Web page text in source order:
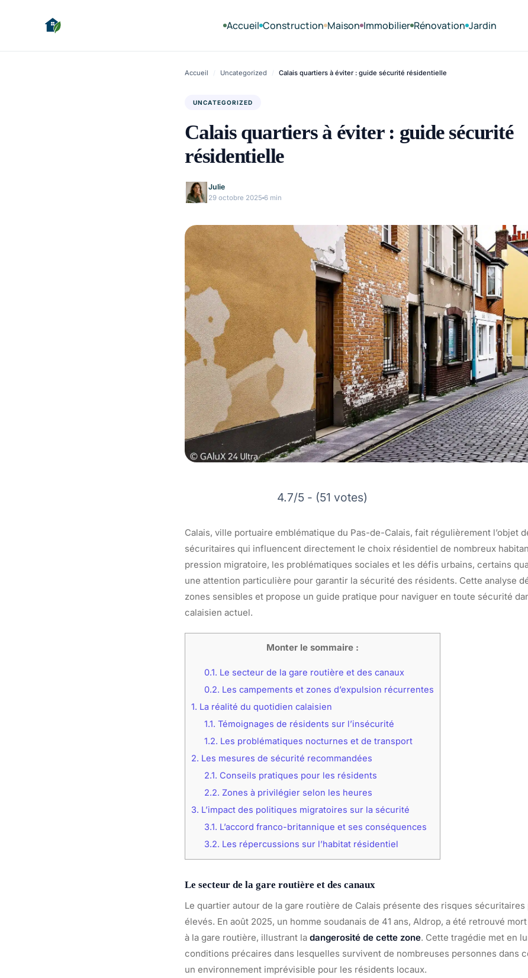
Accueil Construction Maison Immobilier Rénovation Jardin
Accueil / Uncategorized / Calais quartiers à éviter : guide sécurité résidentielle
UNCATEGORIZED
Calais quartiers à éviter : guide sécurité
résidentielle
Julie
29 octobre 2025 6 min
4.7/5 - (51 votes)
Calais, ville portuaire emblématique du Pas-de-Calais, fait régulièrement l’objet
sécuritaires qui influencent directement le choix résidentiel de nombreux
pression migratoire, les problématiques sociales et les défis urbains, certains
une attention particulière pour garantir la sécurité des résidents. Cette analyse
zones sensibles et propose un guide pratique pour naviguer en toute sécurité
calaisien actuel.
Monter le sommaire :
0.1. Le secteur de la gare routière et des canaux
0.2. Les campements et zones d’expulsion récurrentes
1. La réalité du quotidien calaisien
1.1. Témoignages de résidents sur l’insécurité
1.2. Les problématiques nocturnes et de transport
2. Les mesures de sécurité recommandées
2.1. Conseils pratiques pour les résidents
2.2. Zones à privilégier selon les heures
3. L’impact des politiques migratoires sur la sécurité
3.1. L’accord franco-britannique et ses conséquences
3.2. Les répercussions sur l’habitat résidentiel
Le secteur de la gare routière et des canaux
Le quartier autour de la gare routière de Calais présente des risques
élevés. En août 2025, un homme soudanais de 41 ans, Aldrop, a été retrouvé
à la gare routière, illustrant la dangerosité de cette zone. Cette tragédie met en
conditions précaires dans lesquelles survivent de nombreuses personnes dans
un environnement imprévisible pour les résidents locaux.